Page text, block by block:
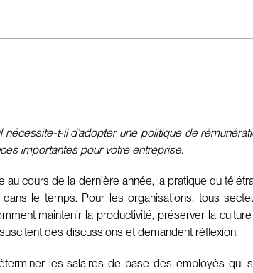
t-il d’adopter une politique de
importantes pour votre entreprise.
cours de la dernière année, la pratique du
dans le temps. Pour les organisations, tous
maintenir la productivité, préserver la
des discussions et demandent réflexion.
les salaires de base des employés qui